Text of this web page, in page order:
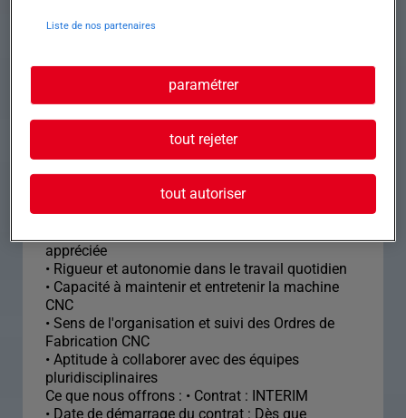
Profil recherché
Formation et expérience Nous recherchons un(e)
opérateur(trice) commande numérique motivé(e)
et précis(e) pour rejoindre un atelier dynamique.
• Maîtrise des plans et spécifications techniques
• Expérience en usinage CNC souhaitée,
appréciée
• Rigueur et autonomie dans le travail quotidien
• Capacité à maintenir et entretenir la machine
CNC
• Sens de l'organisation et suivi des Ordres de
Fabrication CNC
• Aptitude à collaborer avec des équipes
pluridisciplinaires
Ce que nous offrons : • Contrat : INTERIM
• Date de démarrage du contrat : Dès que
Liste de nos partenaires
paramétrer
tout rejeter
tout autoriser